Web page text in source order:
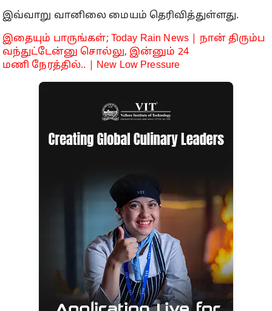
இவ்வாறு வானிலை மையம் தெரிவித்துள்ளது.
இதையும் பாருங்கள்; Today Rain News | நான் திரும்ப
வந்துட்டேன்னு சொல்லு, இன்னும் 24
மணி நேரத்தில்.. | New Low Pressure